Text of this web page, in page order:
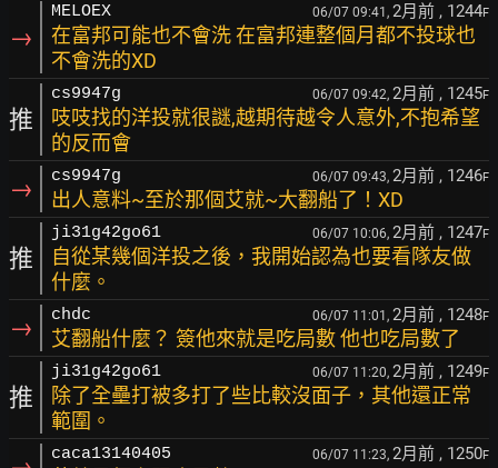
→
MELOEX 06/07 09:41, 2月前 , 1244F
在富邦可能也不會洗 在富邦連整個月都不投球也
不會洗的XD
推
cs9947g 06/07 09:42, 2月前 , 1245F
吱吱找的洋投就很謎,越期待越令人意外,不抱希望
的反而會
→ cs9947g 06/07 09:43, 2月前 , 1246F
出人意料~至於那個艾就~大翻船了！XD
推
ji31g42go61 06/07 10:06, 2月前 , 1247F
自從某幾個洋投之後，我開始認為也要看隊友做
什麼。
→ chdc 06/07 11:01, 2月前 , 1248F
艾翻船什麼？ 簽他來就是吃局數 他也吃局數了
推
ji31g42go61 06/07 11:20, 2月前 , 1249F
除了全壘打被多打了些比較沒面子，其他還正常
範圍。
caca13140405 06/07 11:23, 2月前 , 1250F